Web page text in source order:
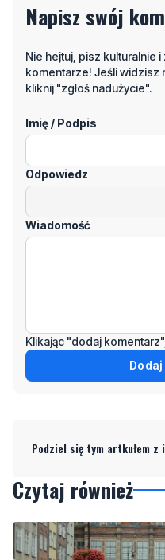
Napisz swój
Nie hejtuj, pisz kulturalnie
komentarze! Jeśli widzisz
kliknij "zgłoś nadużycie".
Imię / Podpis
Odpowiedz
Wiadomość
Klikając "dodaj
Podziel się tym artkułem z
Czytaj również